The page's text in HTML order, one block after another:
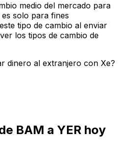
medio del mercado para
solo para fines
tipo de cambio al enviar
los tipos de cambio de
dinero al extranjero con Xe?
BAM a YER hoy